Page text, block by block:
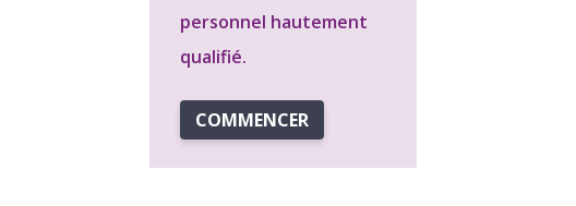
personnel hautement
qualifié.
COMMENCER